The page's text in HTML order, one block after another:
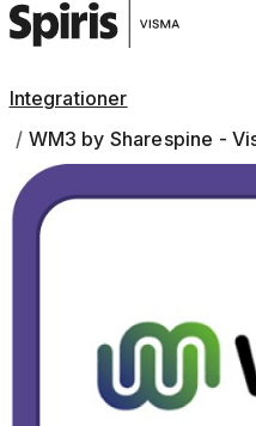
Integrationer
WM3 by Sharespine -